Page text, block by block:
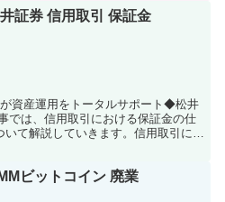
証券 信用取引 保証金
資産運用をトータルサポート◆松井
では、信用取引における保証金の仕
て解説していきます。信用取引には
ビットコイン 廃業